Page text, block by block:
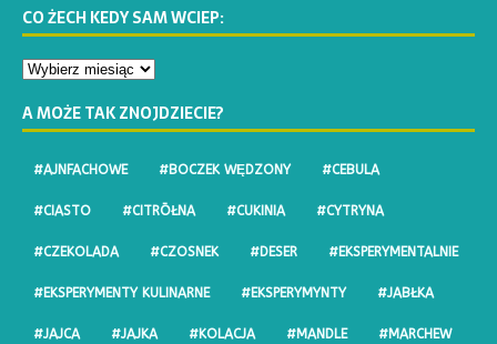
CO ŻECH KEDY SAM WCIEP:
A MOŻE TAK ZNOJDZIECIE?
#AJNFACHOWE #BOCZEK WĘDZONY #CEBULA
#CIASTO #CITRŌŁNA #CUKINIA #CYTRYNA
#CZEKOLADA #CZOSNEK #DESER #EKSPERYMENTALNIE
#EKSPERYMENTY KULINARNE #EKSPERYMYNTY #JABŁKA
#JAJCA #JAJKA #KOLACJA #MANDLE #MARCHEW